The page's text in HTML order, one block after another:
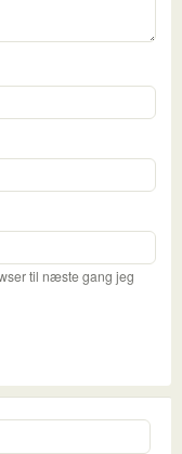
til næste gang jeg